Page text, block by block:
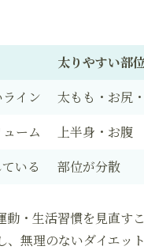
太りやすい部
イン 太もも・お尻
ーム 上半身・お腹
いる 部位が分散
・生活習慣を見直す
無理のないダイエッ